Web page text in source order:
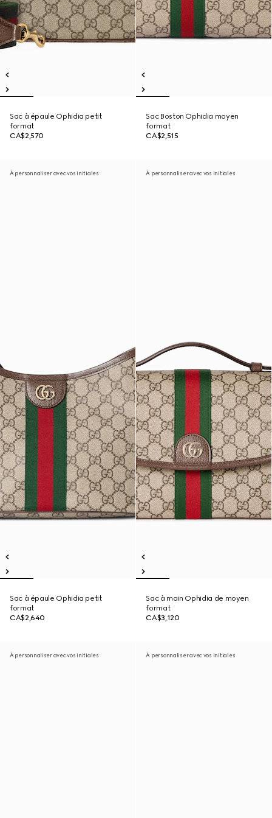
Sac à épaule Ophidia petit
format
CA$2,570
Sac Boston Ophidia moyen
format
CA$2,515
À personnaliser avec vos initiales
Sac à épaule Ophidia petit
format
CA$2,640
À personnaliser avec vos initiales
Sac à main Ophidia de moyen
format
CA$3,120
À personnaliser avec vos initiales À personnaliser avec vos initiales